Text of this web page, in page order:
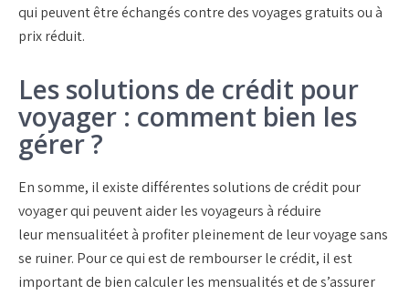
qui peuvent être échangés contre des voyages gratuits ou à
prix réduit.
Les solutions de crédit pour
voyager : comment bien les
gérer ?
En somme, il existe différentes solutions de crédit pour
voyager qui peuvent aider les voyageurs à réduire
leurmensualitéet à profiter pleinement de leur voyage sans
se ruiner. Pour ce qui est de rembourserle crédit, il est
important de bien calculer les mensualitéset de s’assurer